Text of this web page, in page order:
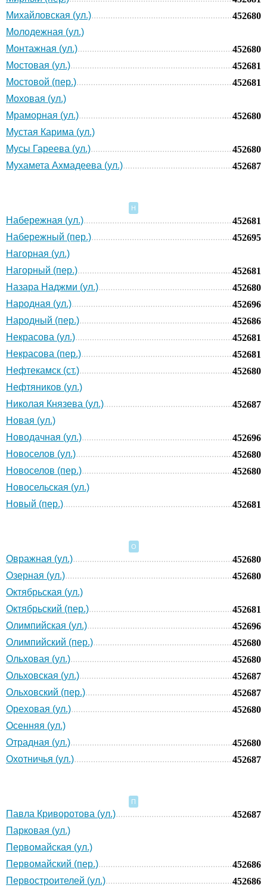
Михайловская (ул.)
452680
Молодежная (ул.)
Монтажная (ул.)
452680
Мостовая (ул.)
452681
Мостовой (пер.)
452681
Моховая (ул.)
Мраморная (ул.)
452680
Мустая Карима (ул.)
Мусы Гареева (ул.)
452680
Мухамета Ахмадеева (ул.)
452687
Н
Набережная (ул.)
452681
Набережный (пер.)
452695
Нагорная (ул.)
Нагорный (пер.)
452681
Назара Наджми (ул.)
452680
Народная (ул.)
452696
Народный (пер.)
452686
Некрасова (ул.)
452681
Некрасова (пер.)
452681
Нефтекамск (ст.)
452680
Нефтяников (ул.)
Николая Князева (ул.)
452687
Новая (ул.)
Новодачная (ул.)
452696
Новоселов (ул.)
452680
Новоселов (пер.)
452680
Новосельская (ул.)
Новый (пер.)
452681
О
Овражная (ул.)
452680
Озерная (ул.)
452680
Октябрьская (ул.)
Октябрьский (пер.)
452681
Олимпийская (ул.)
452696
Олимпийский (пер.)
452680
Ольховая (ул.)
452680
Ольховская (ул.)
452687
Ольховский (пер.)
452687
Ореховая (ул.)
452680
Осенняя (ул.)
Отрадная (ул.)
452680
Охотничья (ул.)
452687
П
Павла Криворотова (ул.)
452687
Парковая (ул.)
Первомайская (ул.)
Первомайский (пер.)
452686
Первостроителей (ул.)
452686